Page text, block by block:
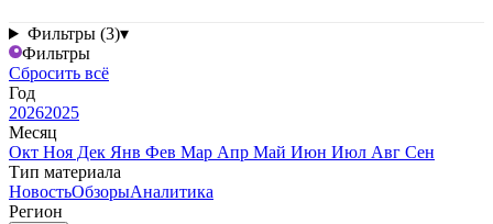
Фильтры (3)▾
Фильтры
Сбросить всё
Год
20262025
Месяц
Окт Ноя Дек Янв Фев Мар Апр Май Июн Июл Авг Сен
Тип материала
НовостьОбзорыАналитика
Регион